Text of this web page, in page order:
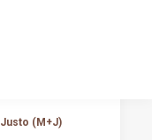
(M+J)